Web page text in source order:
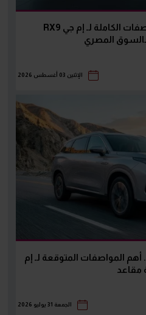
بسعر 1.9 مليون جنيه.. المواصفات الكاملة لـ إم جي RX9
المصري
الإثنين 03 أغسطس 2026
المواصفات المتوقعة لـ إم
الجمعة 31 يوليو 2026